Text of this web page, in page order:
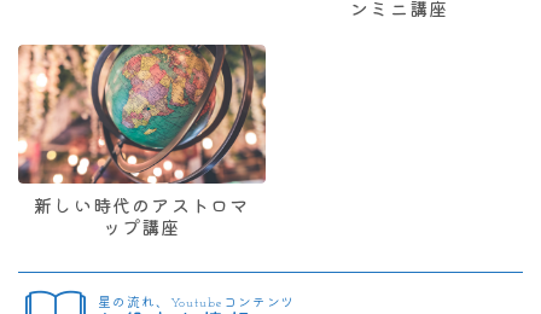
ンミニ講座
新しい時代のアストロマ
ップ講座
星の流れ、Youtubeコンテンツ